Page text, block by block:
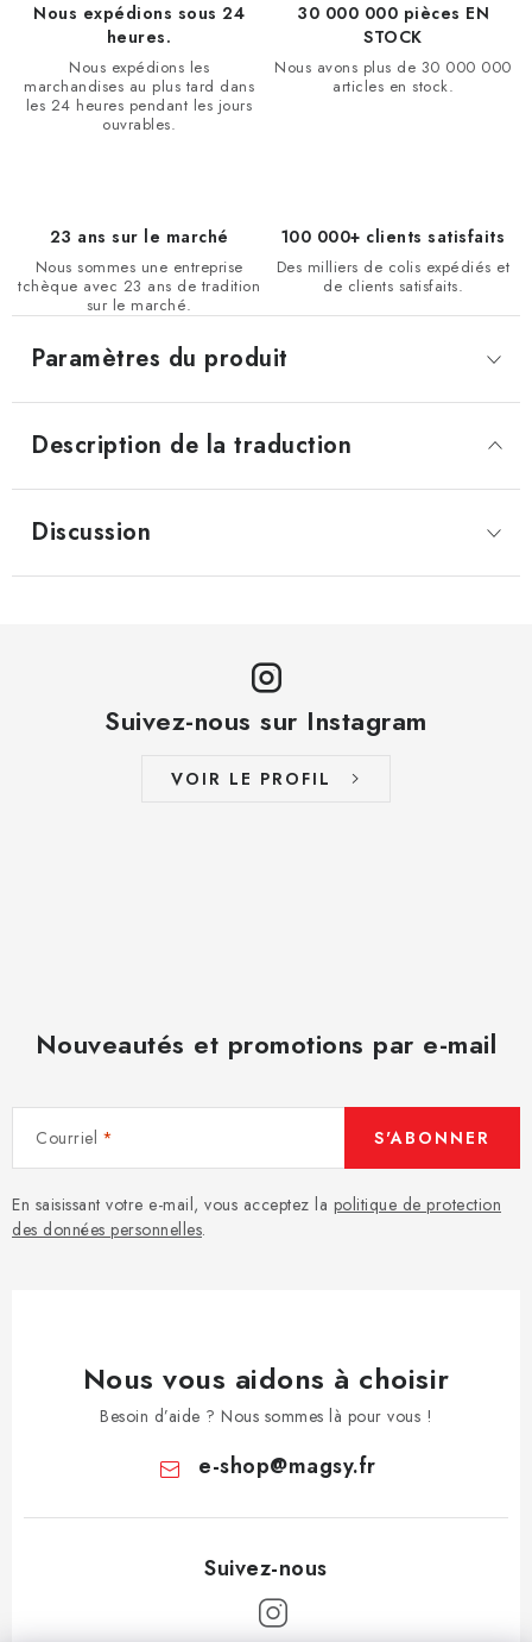
Nous expédions sous 24
heures.
Nous expédions les
marchandises au plus tard dans
les 24 heures pendant les jours
ouvrables.
30 000 000 pièces EN
STOCK
Nous avons plus de 30 000 000
articles en stock.
23 ans sur le marché
Nous sommes une entreprise
tchèque avec 23 ans de tradition
sur le marché.
100 000+ clients satisfaits
Des milliers de colis expédiés et
de clients satisfaits.
Description de la traduction
Paramètres du produit
Discussion
Suivez-nous sur Instagram
VOIR LE PROFIL
Nouveautés et promotions par e-mail
Courriel
En saisissant votre e-mail, vous acceptez la politique de protection
des données personnelles.
S'ABONNER
Nous vous aidons à choisir
Besoin d’aide ? Nous sommes là pour vous !
e-shop@magsy.fr